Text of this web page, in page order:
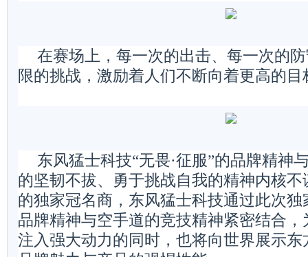
在赛场上，每一次的出击、每一次的
限的挑战，激励着人们不断向着更高的
东风猛士科技“无畏·征服”的品牌精神
的坚韧不拔、勇于挑战自我的精神内核
的独家冠名商，东风猛士科技通过此次
品牌精神与空手道的竞技精神紧密结合
注入强大动力的同时，也将向世界展示